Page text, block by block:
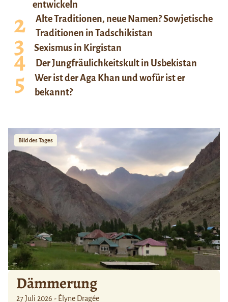
entwickeln
Alte Traditionen, neue Namen? Sowjetische
Traditionen in Tadschikistan
Sexismus in Kirgistan
Der Jungfräulichkeitskult in Usbekistan
Wer ist der Aga Khan und wofür ist er
bekannt?
Bild des Tages
Dämmerung
27 Juli 2026 - Élyne Dragée